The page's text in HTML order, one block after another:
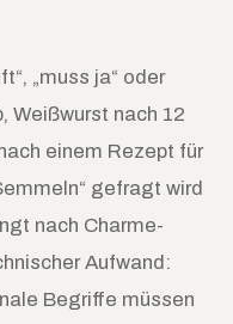
„muss ja“ oder
Weißwurst nach 12
einem Rezept für
gefragt wird
nach Charme-
Aufwand:
Begriffe müssen